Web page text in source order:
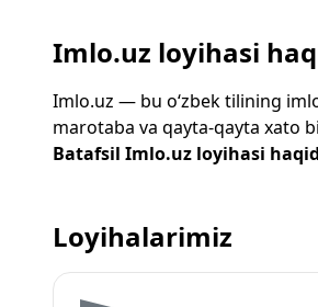
Imlo.uz loyihasi
Imlo.uz — bu o‘zbek tilining
marotaba va qayta-qayta xato
Batafsil Imlo.uz loyihasi
Loyihalarimiz